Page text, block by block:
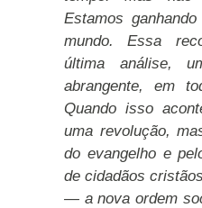
Estamos
mundo. Essa
última análise,
abrangente, em
Quando isso
uma revolução,
do evangelho e
de cidadãos
— a nova ordem